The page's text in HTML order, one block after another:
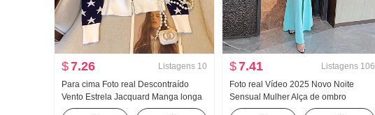
$7.26 Listagens 10
Para cima Foto real Descontraído
Vento Estrela Jacquard Manga longa
Suéter de Malha Feminino Modelos
$7.41 Listagens 106
Foto real Vídeo 2025 Novo Noite
Sensual Mulher Alça de ombro
Decotado Vestido Mu Pé Vestido de